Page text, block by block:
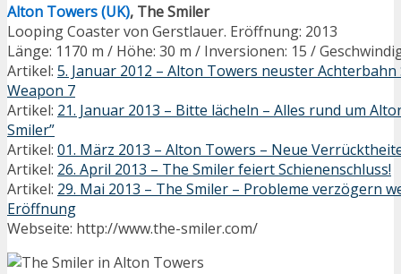
Alton Towers (UK), The Smiler
Looping Coaster von Gerstlauer. Eröffnung: 2013
Länge: 1170 m / Höhe: 30 m / Inversionen: 15 /
Artikel: 5. Januar 2012 – Alton Towers neuster Achterbahn
Weapon 7
Artikel: 21. Januar 2013 – Bitte lächeln – Alles rund um
Smiler”
Artikel: 01. März 2013 – Alton Towers – Neue
Artikel: 26. April 2013 – The Smiler feiert Schienenschluss!
Artikel: 29. Mai 2013 – The Smiler – Probleme verzögern
Eröffnung
Webseite: http://www.the-smiler.com/